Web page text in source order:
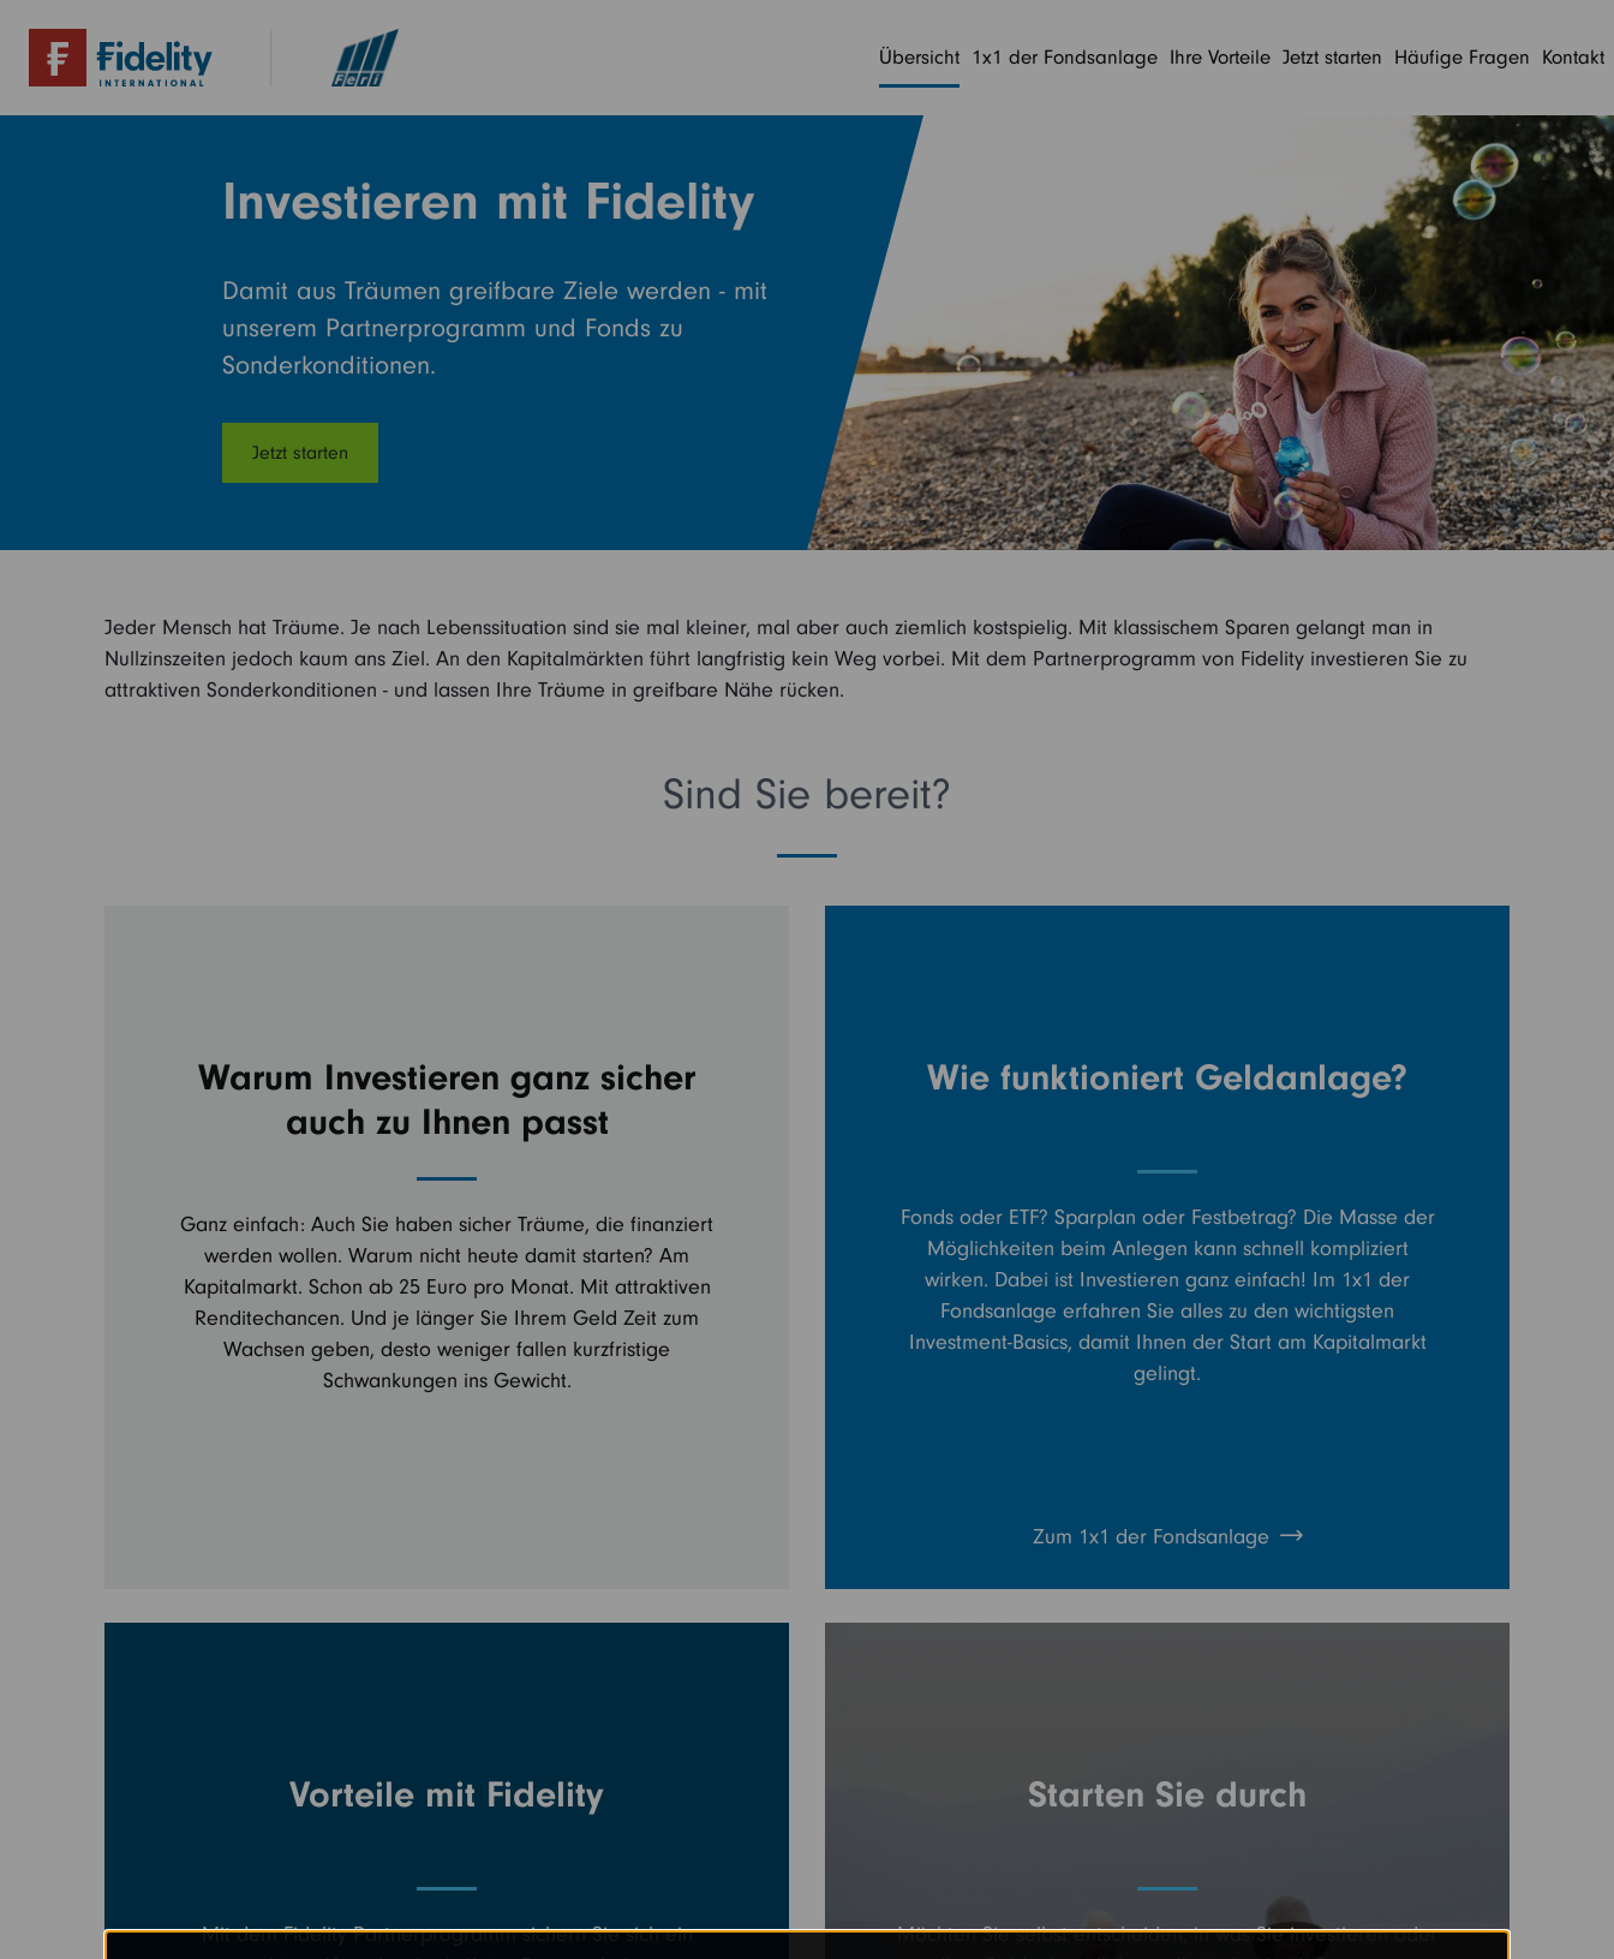
Übersicht 1x1 der Fondsanlage Ihre Vorteile Jetzt starten Häufige Fragen Kontakt
Investieren mit Fidelity
Damit aus Träumen greifbare Ziele werden - mit
unserem Partnerprogramm und Fonds zu
Sonderkonditionen.
Jetzt starten
Jeder Mensch hat Träume. Je nach Lebenssituation sind sie mal kleiner, mal aber auch ziemlich kostspielig. Mit klassischem Sparen gelangt man in
Nullzinszeiten jedoch kaum ans Ziel. An den Kapitalmärkten führt langfristig kein Weg vorbei. Mit dem Partnerprogramm von Fidelity investieren Sie zu
attraktiven Sonderkonditionen - und lassen Ihre Träume in greifbare Nähe rücken.
Sind Sie bereit?
Warum Investieren ganz sicher
auch zu Ihnen passt
Ganz einfach: Auch Sie haben sicher Träume, die finanziert
werden wollen. Warum nicht heute damit starten? Am
Kapitalmarkt. Schon ab 25 Euro pro Monat. Mit attraktiven
Renditechancen. Und je länger Sie Ihrem Geld Zeit zum
Wachsen geben, desto weniger fallen kurzfristige
Schwankungen ins Gewicht.
Wie funktioniert Geldanlage?
Fonds oder ETF? Sparplan oder Festbetrag? Die Masse der
Möglichkeiten beim Anlegen kann schnell kompliziert
wirken. Dabei ist Investieren ganz einfach! Im 1x1 der
Fondsanlage erfahren Sie alles zu den wichtigsten
Investment-Basics, damit Ihnen der Start am Kapitalmarkt
gelingt.
Zum 1x1 der Fondsanlage
Vorteile mit Fidelity
Mit dem Fidelity Partnerprogramm sichern Sie sich ein
Starten Sie durch
Möchten Sie selbst entscheiden, in was Sie investieren oder